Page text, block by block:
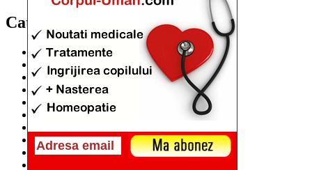
Categorii
Diete si cure de slabire
(706)
Afectiuni si Boli
(401)
Corpul de la A la Z(315)
Medicina Naturista
Anatomie
(295)
Alimentatia(259)
Sanatatea si Preventia(170)
Interventii si Tratamente(167)